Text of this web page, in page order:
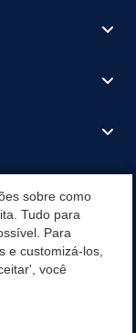
sobre como
Tudo para
Para
e customizá-los,
você